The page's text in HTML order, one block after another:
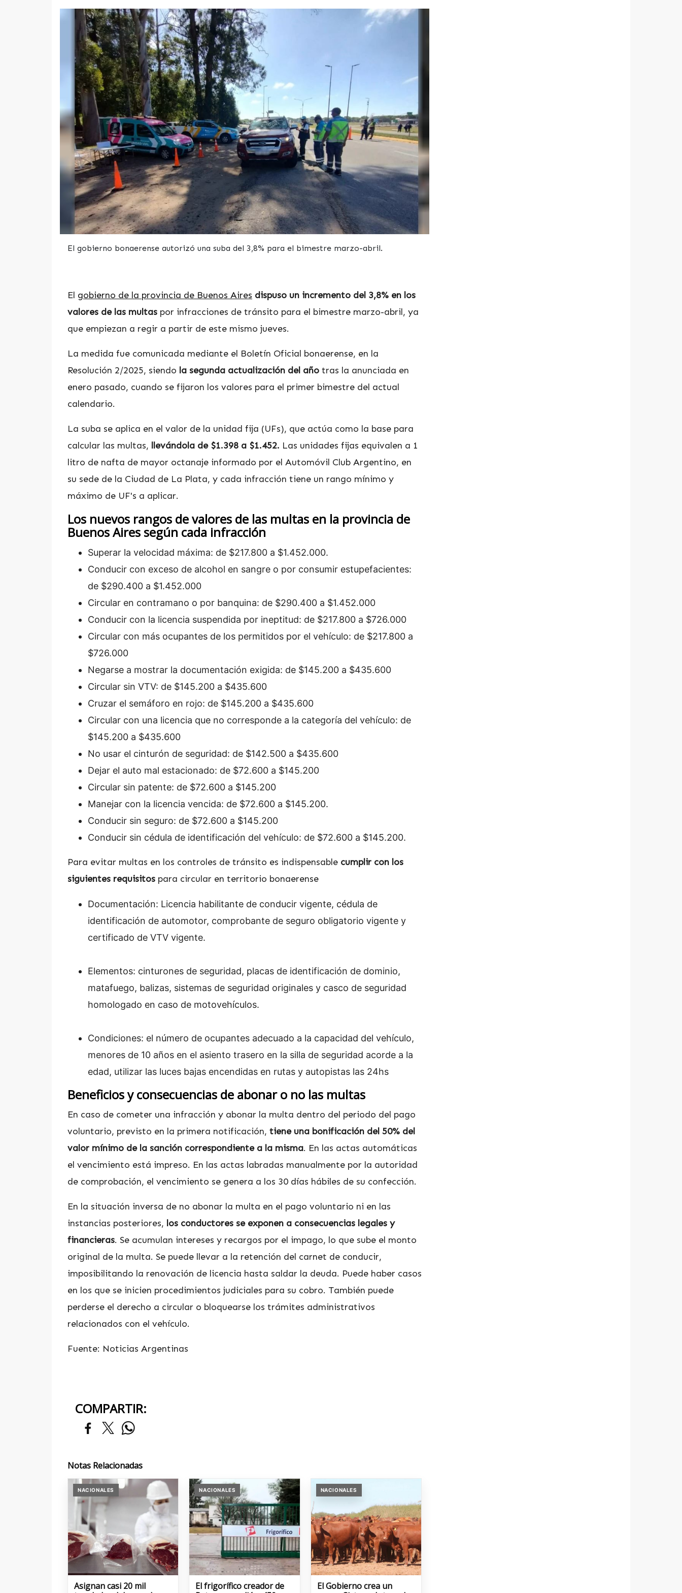
El gobierno bonaerense autorizó una suba del 3,8% para el bimestre marzo-abril.
El gobierno de la provincia de Buenos Aires dispuso un incremento del 3,8% en los
valores de las multas por infracciones de tránsito para el bimestre marzo-abril, ya
que empiezan a regir a partir de este mismo jueves.
La medida fue comunicada mediante el Boletín Oficial bonaerense, en la
Resolución 2/2025, siendo la segunda actualización del año tras la anunciada en
enero pasado, cuando se fijaron los valores para el primer bimestre del actual
calendario.
La suba se aplica en el valor de la unidad fija (UFs), que actúa como la base para
calcular las multas, llevándola de $1.398 a $1.452. Las unidades fijas equivalen a 1
litro de nafta de mayor octanaje informado por el Automóvil Club Argentino, en
su sede de la Ciudad de La Plata, y cada infracción tiene un rango mínimo y
máximo de UF's a aplicar.
Los nuevos rangos de valores de las multas en la provincia de
Buenos Aires según cada infracción
Superar la velocidad máxima: de $217.800 a $1.452.000.
Conducir con exceso de alcohol en sangre o por consumir estupefacientes:
de $290.400 a $1.452.000
Circular en contramano o por banquina: de $290.400 a $1.452.000
Conducir con la licencia suspendida por ineptitud: de $217.800 a $726.000
Circular con más ocupantes de los permitidos por el vehículo: de $217.800 a
$726.000
Negarse a mostrar la documentación exigida: de $145.200 a $435.600
Circular sin VTV: de $145.200 a $435.600
Cruzar el semáforo en rojo: de $145.200 a $435.600
Circular con una licencia que no corresponde a la categoría del vehículo: de
$145.200 a $435.600
No usar el cinturón de seguridad: de $142.500 a $435.600
Dejar el auto mal estacionado: de $72.600 a $145.200
Circular sin patente: de $72.600 a $145.200
Manejar con la licencia vencida: de $72.600 a $145.200.
Conducir sin seguro: de $72.600 a $145.200
Conducir sin cédula de identificación del vehículo: de $72.600 a $145.200.
Para evitar multas en los controles de tránsito es indispensable cumplir con los
siguientes requisitos para circular en territorio bonaerense
Documentación: Licencia habilitante de conducir vigente, cédula de
identificación de automotor, comprobante de seguro obligatorio vigente y
certificado de VTV vigente.
Elementos: cinturones de seguridad, placas de identificación de dominio,
matafuego, balizas, sistemas de seguridad originales y casco de seguridad
homologado en caso de motovehículos.
Condiciones: el número de ocupantes adecuado a la capacidad del vehículo,
menores de 10 años en el asiento trasero en la silla de seguridad acorde a la
edad, utilizar las luces bajas encendidas en rutas y autopistas las 24hs
Beneficios y consecuencias de abonar o no las multas
En caso de cometer una infracción y abonar la multa dentro del periodo del pago
voluntario, previsto en la primera notificación, tiene una bonificación del 50% del
valor mínimo de la sanción correspondiente a la misma. En las actas automáticas
el vencimiento está impreso. En las actas labradas manualmente por la autoridad
de comprobación, el vencimiento se genera a los 30 días hábiles de su confección.
En la situación inversa de no abonar la multa en el pago voluntario ni en las
instancias posteriores, los conductores se exponen a consecuencias legales y
financieras. Se acumulan intereses y recargos por el impago, lo que sube el monto
original de la multa. Se puede llevar a la retención del carnet de conducir,
imposibilitando la renovación de licencia hasta saldar la deuda. Puede haber casos
en los que se inicien procedimientos judiciales para su cobro. También puede
perderse el derecho a circular o bloquearse los trámites administrativos
relacionados con el vehículo.
Fuente: Noticias Argentinas
COMPARTIR:
Notas Relacionadas
NACIONALES
Asignan casi 20 mil
NACIONALES
El frigorífico creador de
NACIONALES
El Gobierno crea un